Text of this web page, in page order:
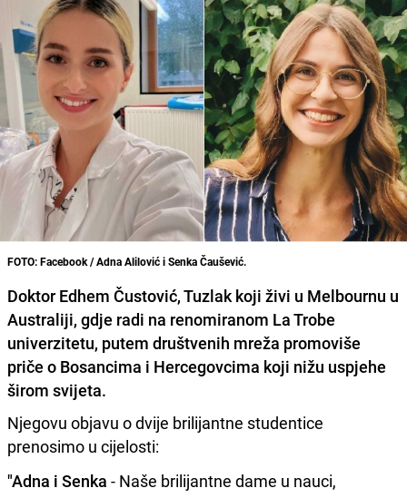
FOTO: Facebook / Adna Alilović i Senka Čaušević.
Doktor Edhem Čustović, Tuzlak koji živi u Melbournu u
Australiji, gdje radi na renomiranom La Trobe
univerzitetu, putem društvenih mreža promoviše
priče o Bosancima i Hercegovcima koji nižu uspjehe
širom svijeta.
Njegovu objavu o dvije brilijantne studentice
prenosimo u cijelosti:
"Adna i Senka - Naše brilijantne dame u nauci,